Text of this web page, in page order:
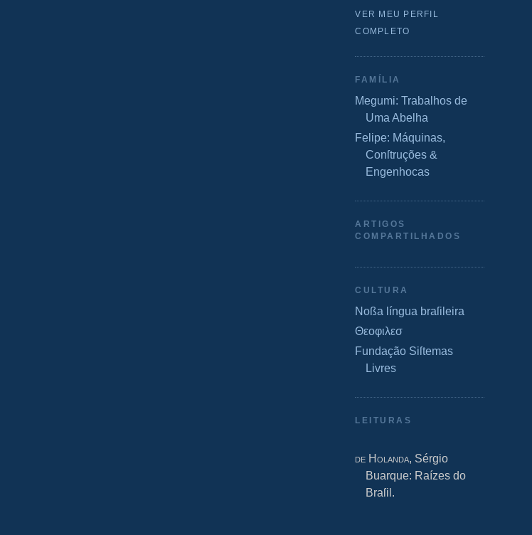
VER MEU PERFIL
COMPLETO
FAMÍLIA
Megumi: Trabalhos de
Uma Abelha
Felipe: Máquinas,
Conſtruções &
Engenhocas
ARTIGOS
COMPARTILHADOS
CULTURA
Noßa língua braſileira
Θεοφιλεσ
Fundação Siſtemas
Livres
LEITURAS
de Holanda, Sérgio
Buarque: Raízes do
Braſil.